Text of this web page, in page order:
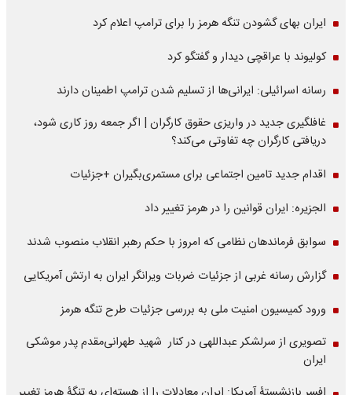
ایران بهای گشودن تنگه هرمز را برای ترامپ اعلام کرد
کولیوند با عراقچی دیدار و گفتگو کرد
رسانه اسرائیلی: ایرانی‌ها از تسلیم شدن ترامپ اطمینان دارند
غافلگیری جدید در واریزی حقوق کارگران | اگر جمعه روز کاری شود،
دریافتی کارگران چه تفاوتی می‌کند؟
اقدام جدید تامین اجتماعی برای مستمری‌بگیران +جزئیات
الجزیره: ایران قوانین را در هرمز تغییر داد
سوابق فرماندهان نظامی که امروز با حکم رهبر انقلاب منصوب شدند
گزارش رسانه غربی از جزئیات ضربات ویرانگر ایران به ارتش آمریکایی
ورود کمیسیون امنیت ملی به بررسی جزئیات طرح تنگه هرمز
تصویری از سرلشکر عبداللهی در کنار شهید طهرانی‌مقدم پدر موشکی
ایران